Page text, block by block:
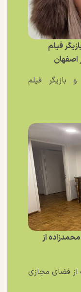
فیلم
اصفهان
و بازیگر فیلم
از
از فضای مجازی